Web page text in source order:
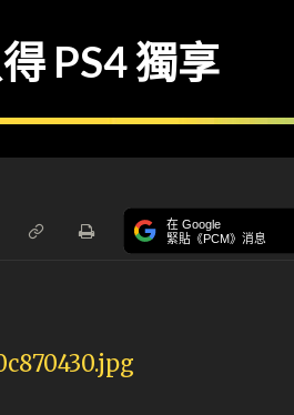
PS4 獨享
在 Google
緊貼《PCM》消息